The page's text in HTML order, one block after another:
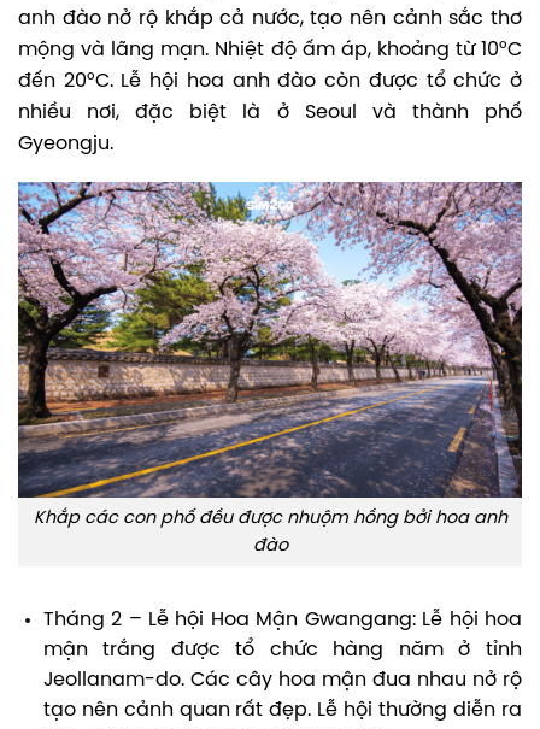
anh đào nở rộ khắp cả nước, tạo nên cảnh sắc thơ
mộng và lãng mạn. Nhiệt độ ấm áp, khoảng từ 10°C
đến 20°C. Lễ hội hoa anh đào còn được tổ chức ở
nhiều nơi, đặc biệt là ở Seoul và thành phố
Gyeongju.
Khắp các con phố đều được nhuộm hồng bởi hoa anh
đào
Tháng 2 – Lễ hội Hoa Mận Gwangang: Lễ hội hoa
mận trắng được tổ chức hàng năm ở tỉnh
Jeollanam-do. Các cây hoa mận đua nhau nở rộ
tạo nên cảnh quan rất đẹp. Lễ hội thường diễn ra